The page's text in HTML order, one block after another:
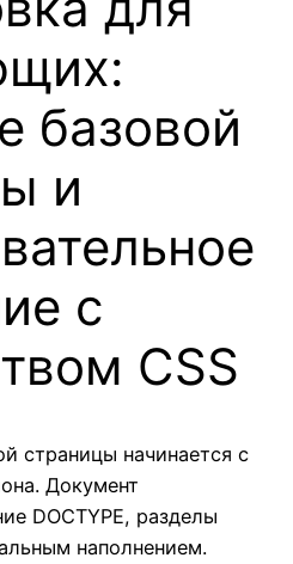
базовой
и
с
CSS
страницы начинается с
Документ
DOCTYPE, разделы
наполнением.